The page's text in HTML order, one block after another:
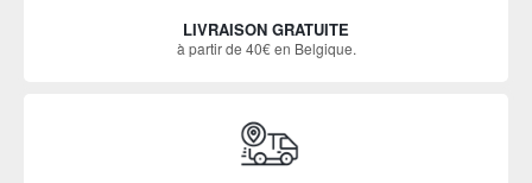
LIVRAISON GRATUITE
à partir de 40€ en Belgique.